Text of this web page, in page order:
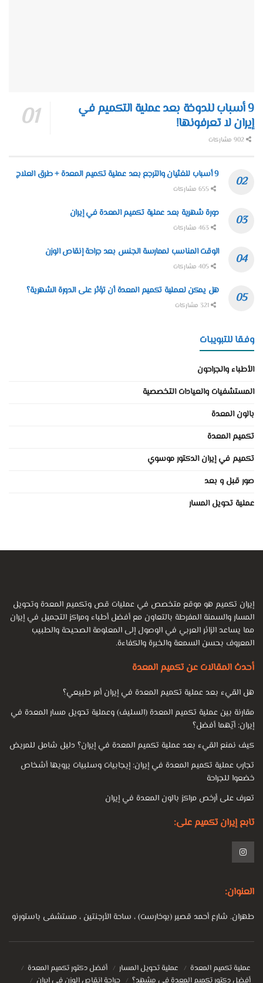
9 أسباب للدوخة بعد عملية التكميم في
إيران لا تعرفونها!
9 أسباب للغثيان والترجع بعد عملية تكميم المعدة + طرق العلاج
دورة شهرية بعد عملية تكميم المعدة في إيران
الوقت المناسب لممارسة الجنس بعد جراحة إنقاص الوزن
هل يمكن لعملية تكميم المعدة أن تؤثر على الدورة الشهرية؟
وفقا للتبويبات
الأطباء والجراحون
المستشفيات والعيادات التخصصية
بالون المعدة
تكميم المعدة
تكميم في إيران الدكتور موسوي
صور قبل و بعد
عملية تحويل المسار
إيران تكميم هو موقع متخصص في عمليات قص وتكميم المعدة وتحويل
المسار والسمنة المفرطة بالتعاون مع أفضل أطباء ومراكز التجميل في إيران
مما يساعد الزائر العربي في الوصول إلى المعلومة الصحيحة والطبيب
المعروف بحسن السمعة والخبرة والكفاءة.
أحدث المقالات عن تكميم المعدة
هل القيء بعد عملية تكميم المعدة في إيران أمر طبيعي؟
مقارنة بين عملية تكميم المعدة (السليف) وعملية تحويل مسار المعدة في
إيران: أيّهما أفضل؟
كيف نمنع القيء بعد عملية تكميم المعدة في إيران؟ دليل شامل للمريض
تجارب عملية تكميم المعدة في إيران: إيجابيات وسلبيات يرويها أشخاص
خضعوا للجراحة
تعرف على أرخص مراكز بالون المعدة في إيران
تابع إيران تكميم على:
العنوان:
طهران. شارع أحمد قصير (بوخارست) ، ساحة الأرجنتين ، مستشفى باستورنو
عملية تكميم المعدة عملية تحويل المسار
أفضل دكتور تكميم المعدة